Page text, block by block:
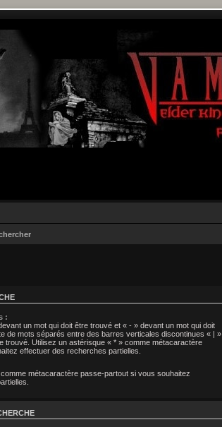
:
un mot qui doit être trouvé et « - » devant un mot qui doit
de mots séparés entre des barres verticales discontinues « | »
trouvé. Utilisez un astérisque « * » comme métacaractère
effectuer des recherches partielles.
métacaractère passe-partout si vous souhaitez